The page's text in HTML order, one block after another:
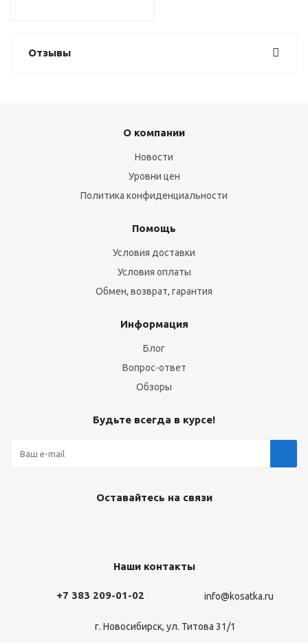
Отзывы
О компании
Новости
Уровни цен
Политика конфиденциальности
Помощь
Условия доставки
Условия оплаты
Обмен, возврат, гарантия
Информация
Блог
Вопрос-ответ
Обзоры
Будьте всегда в курсе!
Оставайтесь на связи
Наши контакты
+7 383 209-01-02 info@kosatka.ru
г. Новосибирск, ул. Титова 31/1